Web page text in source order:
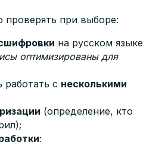
проверять при выборе:
на русском языке
оптимизированы для
с несколькими
(определение, кто
;